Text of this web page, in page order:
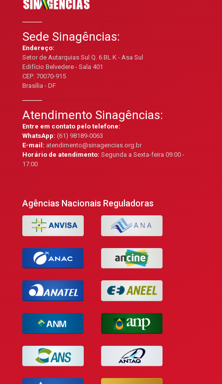
Sede Sinagências:
Endereço:
Setor de Autarquias Sul Q. 6 BL K - Asa Sul
Edifício Belvedere - Sala 401
CEP: 70070-915
Brasília - DF
Atendimento Sinagências:
Entre em contato pelo telefone:
WhatsApp:(61) 98189-0063
E-mail:atendimento@sinagencias.org.br
Horário de atendimento:Segunda a Sexta-feira 09:00 -
17:00
Agências Nacionais Reguladoras